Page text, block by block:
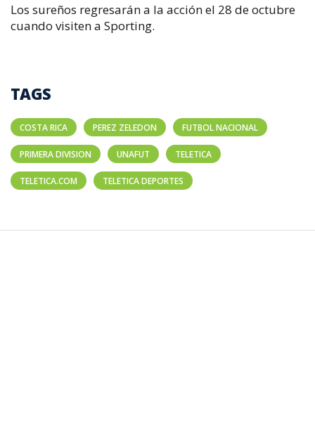
Los sureños regresarán a la acción el 28 de octubre
cuando visiten a Sporting.
TAGS
COSTA RICA PEREZ ZELEDON FUTBOL NACIONAL
PRIMERA DIVISION UNAFUT TELETICA
TELETICA.COM TELETICA DEPORTES